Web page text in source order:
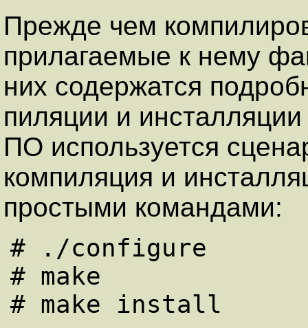
Прежде чем
прилагаемые к нему
них содержатся
пиляции и
ПО используется
компиляция и
простыми командами:
# ./configure
# make